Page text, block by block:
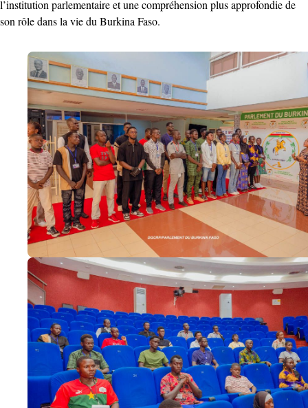
l’institution parlementaire et une compréhension plus approfondie de
son rôle dans la vie du Burkina Faso.